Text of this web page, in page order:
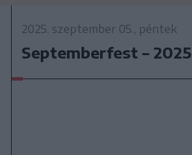
2025. szeptember 05., péntek
Septemberfest – 2025